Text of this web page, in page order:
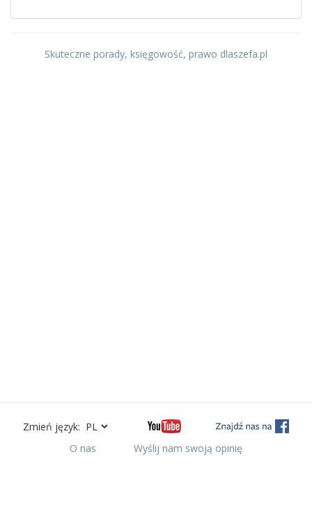
Skuteczne porady, księgowość, prawo dlaszefa.pl
Zmień język:
O nas
Wyślij nam swoją opinię